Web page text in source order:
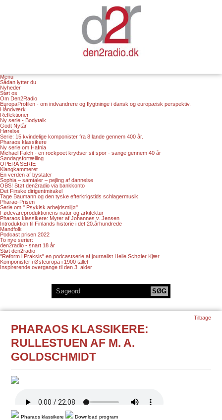
Menu
Sådan lytter du
Nyheder
Støt os
Om Den2Radio
EuropaProfilen - om indvandrere og flygtninge i dansk og europæisk perspektiv.
Håndværk
Reflektioner
Ny serie - Bodytalk
Godt Nytår
Hørelse
Serie: 15 kvindelige komponister fra 8 lande gennem 400 år.
Pharaos klassikere
Ny serie om Hafnia
Michael Falch - en rockpoet krydser sit spor - sange gennem 40 år
Søndagsfortælling
OPERA SERIE
Klangkammeret
En verden af bystater
Sophia – samtaler – pejling af dannelse
OBS! Støt den2radio via bankkonto
Det Finske dirigentmirakel
Tage Baumann og den tyske efterkrigstids schlagermusik
Pharao-Prisen
Serie om " Psykisk arbejdsmiljø"
Fødevareproduktionens natur og arkitektur
Pharaos klassikere: Myter af Johannes v. Jensen
Introduktion til Finlands historie i det 20.århundrede
Mandfolk
Podcast prisen 2022
To nye serier:
den2radio - snart 18 år
Støt den2radio
"Reform i Praksis" en podcastserie af journalist Helle Schøler Kjær
Komponister i Østeuropa i 1900 tallet
Inspirerende overgange til den 3. alder
PHARAOS KLASSIKERE:
RULLESTUEN AF M. A.
GOLDSCHMIDT
Pharaos klassikere Download program
Tilbage